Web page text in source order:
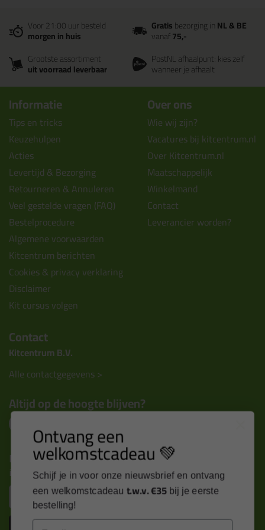
Voor 21:00 uur besteld
morgen in huis
Gratisbezorging inNL & BE
vanaf75,-
Grootste assortiment
uit voorraad leverbaar
PostNL afhaalpunt: kies zelf
wanneer je afhaalt
Informatie
Tips en tricks
Keuzehulpen
Acties
Levertijd & Bezorging
Retourneren & Annuleren
Veel gestelde vragen (FAQ)
Bestelprocedure
Algemene voorwaarden
Kitcentrum berichten
Cookies & privacy verklaring
Disclaimer
Kit cursus volgen
Over ons
Wie wij zijn?
Vacatures bij kitcentrum.nl
Over Kitcentrum.nl
Maatschappelijk
Winkelmand
Contact
Leverancier worden?
Contact
Kitcentrum B.V.
Alle contactgegevens >
Altijd op de hoogte blijven?
Nieuws, tips en exclusieve deals rechtstreeks in je
inbox
Ontvang een
welkomstcadeau 💚
Schijf je in voor onze nieuwsbrief en ontvang
een welkomstcadeau t.w.v. €35 bij je eerste
bestelling!